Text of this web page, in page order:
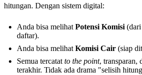
hitungan. Dengan sistem digital:
Anda bisa melihat Potensi Komisi
daftar).
Anda bisa melihat Komisi Cair (siap
Semua tercatat to the point, transparan,
terakhir. Tidak ada drama "selisih